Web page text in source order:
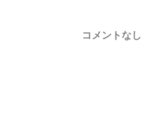
コメントなし